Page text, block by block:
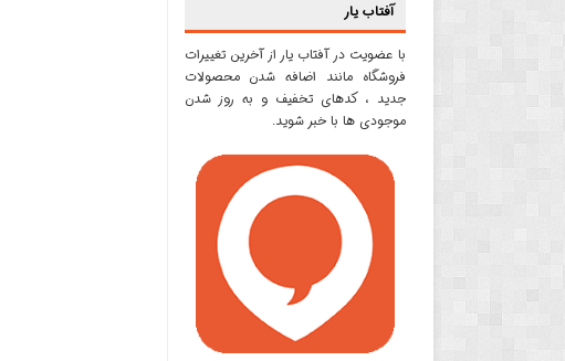
آفتاب یار
با عضویت در آفتاب یار از آخرین تغییرات
فروشگاه مانند اضافه شدن محصولات
جدید ، کدهای تخفیف و به روز شدن
موجودی ها با خبر شوید.